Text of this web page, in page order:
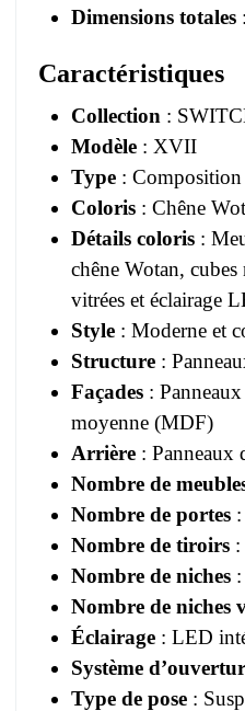
Dimensions totales
Caractéristiques
Collection :
Modèle : XVII
Type :
Coloris : Chêne
Détails coloris :
chêne Wotan, cubes
vitrées et éclairage
Style : Moderne et
Structure :
Façades :
moyenne (MDF)
Arrière : Panneaux
Nombre de
Nombre de portes
Nombre de tiroirs :
Nombre de niches
Nombre de niches
Éclairage : LED
Système
Type de pose :